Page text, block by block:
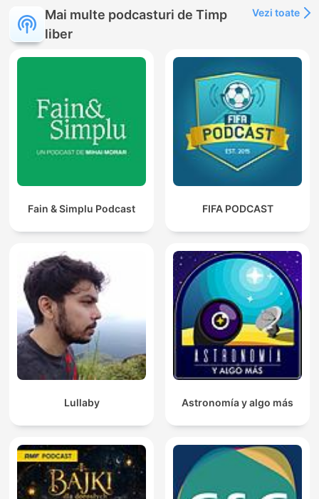
Mai multe podcasturi de Timp
liber
Vezi toate
Fain & Simplu Podcast FIFA PODCAST
Lullaby Astronomía y algo más